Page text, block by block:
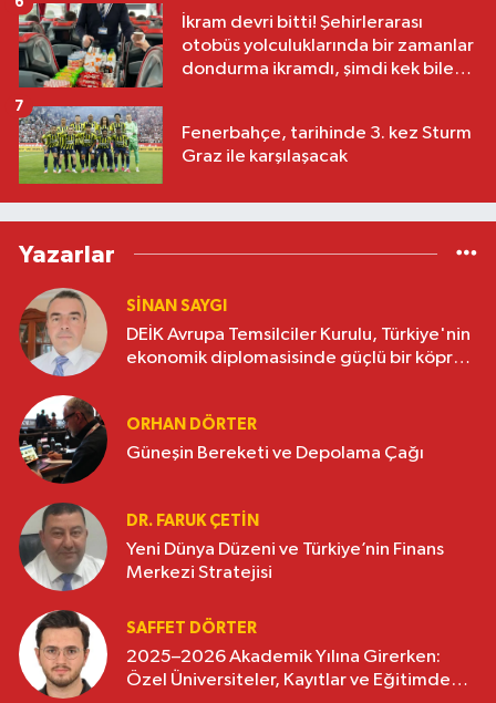
İkram devri bitti! Şehirlerarası
otobüs yolculuklarında bir zamanlar
dondurma ikramdı, şimdi kek bile
Fenerbahçe, tarihinde 3. kez Sturm
Graz ile karşılaşacak
7
Yazarlar
SINAN SAYGI
DEİK Avrupa Temsilciler Kurulu, Türkiye'nin
ekonomik diplomasisinde güçlü bir köprü
ORHAN DÖRTER
Güneşin Bereketi ve Depolama Çağı
DR. FARUK ÇETİN
Yeni Dünya Düzeni ve Türkiye’nin Finans
Merkezi Stratejisi
SAFFET DÖRTER
2025–2026 Akademik Yılına Girerken:
Özel Üniversiteler, Kayıtlar ve Eğitimde